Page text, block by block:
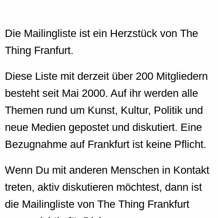
Die Mailingliste ist ein Herzstück von The
Thing Franfurt.
Diese Liste mit derzeit über 200 Mitgliedern
besteht seit Mai 2000. Auf ihr werden alle
Themen rund um Kunst, Kultur, Politik und
neue Medien gepostet und diskutiert. Eine
Bezugnahme auf Frankfurt ist keine Pflicht.
Wenn Du mit anderen Menschen in Kontakt
treten, aktiv diskutieren möchtest, dann ist
die Mailingliste von The Thing Frankfurt